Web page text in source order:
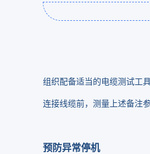
组织配备适当的电缆测试工
连接线缆前，测量上述备注
预防异常停机